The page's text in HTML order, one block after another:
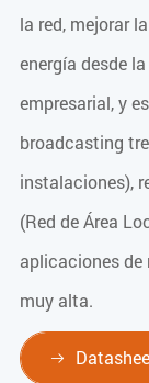
la red, mejorar
energía desde
empresarial, y
broadcasting
instalaciones),
(Red de Área
aplicaciones
muy alta.
